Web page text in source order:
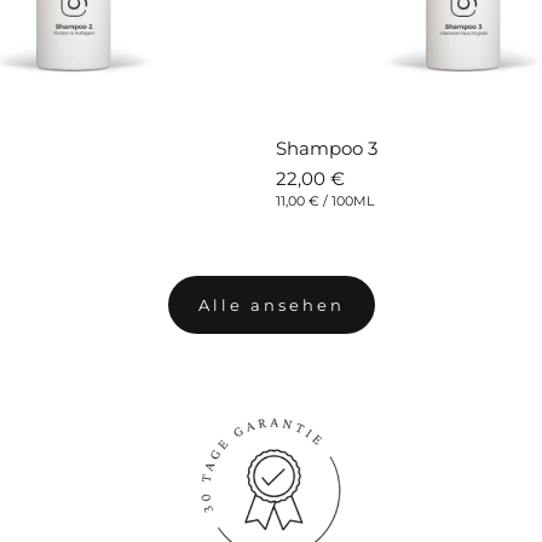
Shampoo 3
Normaler
Preis
22,00 €
STÜCKPREIS
11,00 € / PRO
100ML
Alle ansehen